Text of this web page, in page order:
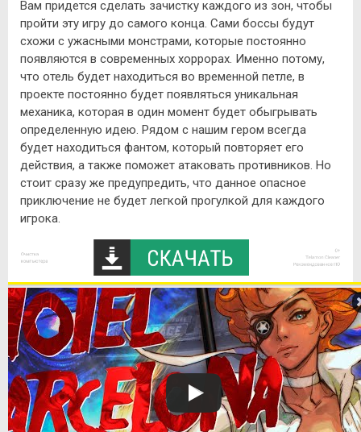
Вам придется сделать зачистку каждого из зон, чтобы
пройти эту игру до самого конца. Сами боссы будут
схожи с ужасными монстрами, которые постоянно
появляются в современных хоррорах. Именно потому,
что отель будет находиться во временной петле, в
проекте постоянно будет появляться уникальная
механика, которая в один момент будет обыгрывать
определенную идею. Рядом с нашим гером всегда
будет находиться фантом, который повторяет его
действия, а также поможет атаковать противников. Но
стоит сразу же предупредить, что данное опасное
приключение не будет легкой прогулкой для каждого
игрока.